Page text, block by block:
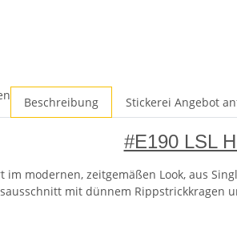
Beschreibung Stickerei Angebot
#E190 LSL
im modernen, zeitgemäßen Look, aus
mit dünnem Rippstrickkragen